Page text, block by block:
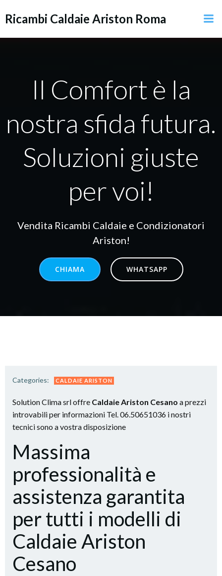
al
Ricambi Caldaie Ariston Roma
Il Comfort è la
nostra sfida futura.
Soluzioni giuste
per voi!
Vendita Ricambi Caldaie e Condizionatori
Ariston!
CHIAMA WHATSAPP
Categories: CALDAIE ARISTON
Solution Clima srl offre Caldaie Ariston Cesano a prezzi
introvabili per informazioni Tel. 06.50651036 i nostri
tecnici sono a vostra disposizione
Massima
professionalità e
assistenza garantita
per tutti i modelli di
Caldaie Ariston
Cesano